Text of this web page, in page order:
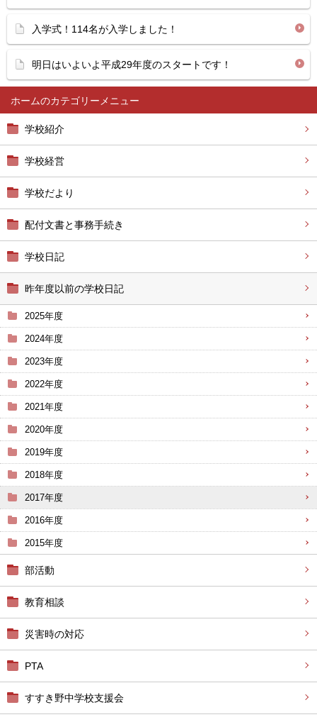
ホーム
学校紹介
学校経営
学校だより
配付文書と事務手続き
学校日記
昨年度以前の学校日記
2025年度
2024年度
2023年度
2022年度
2021年度
2020年度
2019年度
2018年度
2017年度
2016年度
2015年度
部活動
教育相談
災害時の対応
PTA
すすき野中学校支援会
入学式！114名が入学しました！
明日はいよいよ平成29年度のスタートです！